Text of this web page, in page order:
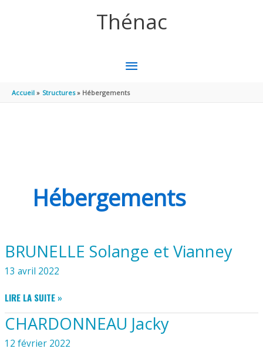
Thénac
MENU
PRINCIPAL
Accueil Structures Hébergements
Hébergements
BRUNELLE Solange et Vianney
13 avril 2022
BRUNELLE
SOLANGE
ET
LIRE LA SUITE »
CHARDONNEAU Jacky
12 février 2022